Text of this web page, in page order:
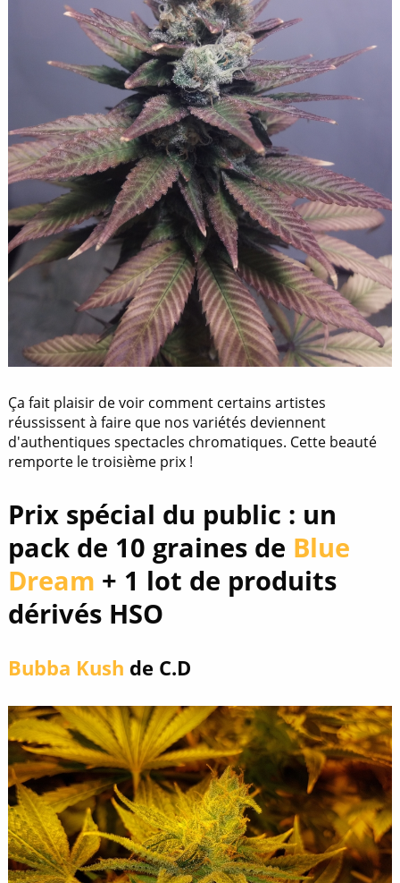
Ça fait plaisir de voir comment certains artistes
réussissent à faire que nos variétés deviennent
d'authentiques spectacles chromatiques. Cette beauté
remporte le troisième prix !
Prix spécial du public : un
pack de 10 graines de Blue
Dream + 1 lot de produits
dérivés HSO
Bubba Kush de C.D